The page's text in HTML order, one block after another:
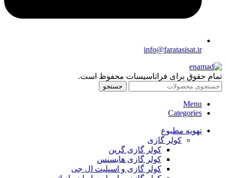
info@faratasisat.ir
تمام حقوق برای فراتاسیسات محفوظ است.
جستجو
Menu
Categories
تهویه مطبوع
کولر گازی
کولر گازی گرین
کولر گازی هایسنس
کولر گازی و اسپلیت ال جی